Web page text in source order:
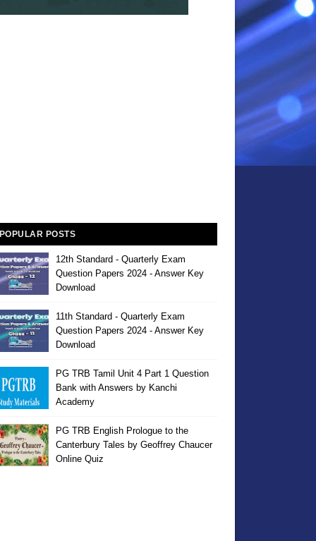
POPULAR POSTS
12th Standard - Quarterly Exam
Question Papers 2024 - Answer Key
Download
11th Standard - Quarterly Exam
Question Papers 2024 - Answer Key
Download
PG TRB Tamil Unit 4 Part 1 Question
Bank with Answers by Kanchi
Academy
PG TRB English Prologue to the
Canterbury Tales by Geoffrey Chaucer
Online Quiz